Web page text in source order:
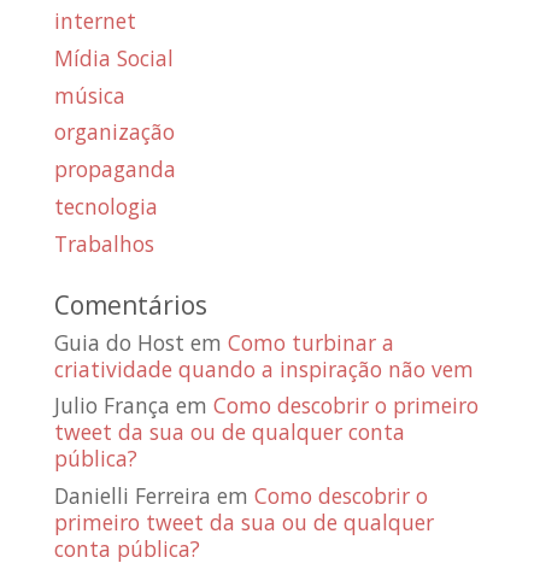
internet
Mídia Social
música
organização
propaganda
tecnologia
Trabalhos
Comentários
Guia do Host em Como turbinar a
criatividade quando a inspiração não vem
Julio França em Como descobrir o primeiro
tweet da sua ou de qualquer conta
pública?
Danielli Ferreira em Como descobrir o
primeiro tweet da sua ou de qualquer
conta pública?